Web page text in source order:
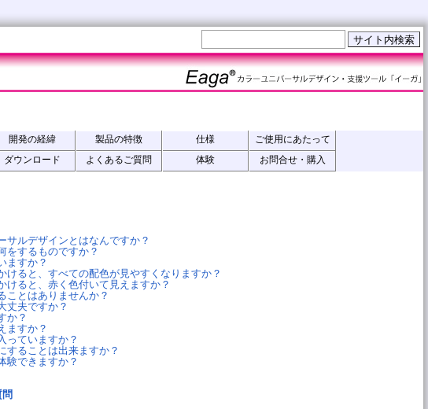
開発の経緯 製品の特徴 仕様
ご使用にあたって
ダウンロード よくあるご質問 体験 お問合せ・購入
サルデザインとはなんですか？
をするものですか？
ますか？
けると、すべての配色が見やすくなりますか？
けると、赤く色付いて見えますか？
ことはありませんか？
丈夫ですか？
か？
ますか？
っていますか？
することは出来ますか？
験できますか？